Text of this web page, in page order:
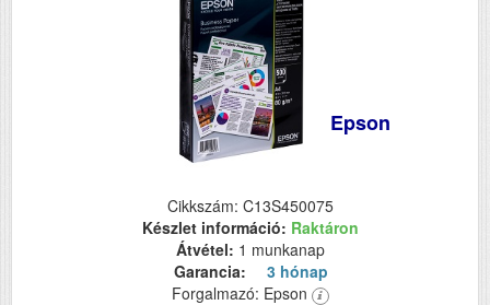
Epson
Cikkszám: C13S450075
Készlet információ: Raktáron
Átvétel: 1 munkanap
Garancia:
3 hónap
Forgalmazó: Epson